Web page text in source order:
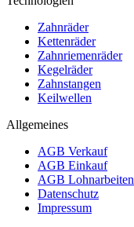
Zahnräder
Kettenräder
Zahnriemenräder
Kegelräder
Zahnstangen
Keilwellen
Allgemeines
AGB Verkauf
AGB Einkauf
AGB Lohnarbeiten
Datenschutz
Impressum